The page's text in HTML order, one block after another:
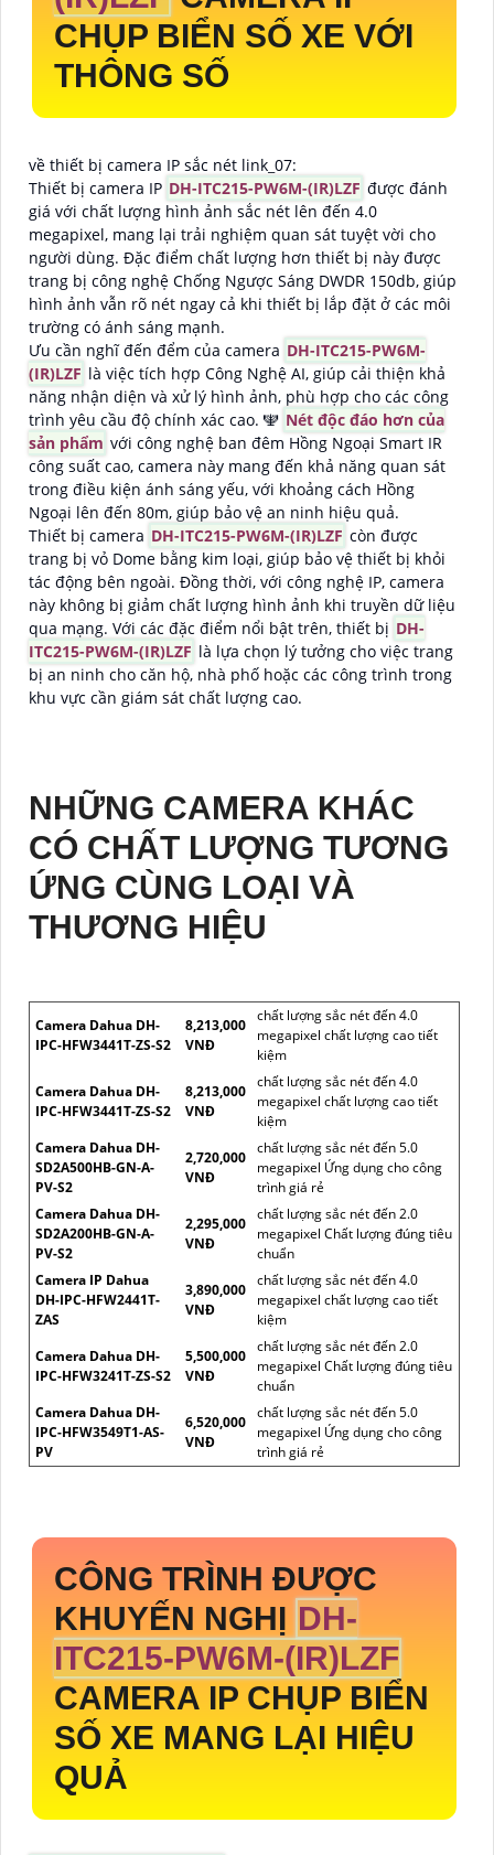
CHỤP BIỂN SỐ XE VỚI
THÔNG SỐ
về thiết bị camera IP sắc nét link_07:
Thiết bị camera IP DH-ITC215-PW6M-(IR)LZF được đánh
giá với chất lượng hình ảnh sắc nét lên đến 4.0
megapixel, mang lại trải nghiệm quan sát tuyệt vời cho
người dùng. Đặc điểm chất lượng hơn thiết bị này được
trang bị công nghệ Chống Ngược Sáng DWDR 150db, giúp
hình ảnh vẫn rõ nét ngay cả khi thiết bị lắp đặt ở các môi
trường có ánh sáng mạnh.
Ưu cần nghĩ đến đểm của camera DH-ITC215-PW6M-
(IR)LZF là việc tích hợp Công Nghệ AI, giúp cải thiện khả
năng nhận diện và xử lý hình ảnh, phù hợp cho các công
trình yêu cầu độ chính xác cao. 🕎 Nét độc đáo hơn của
sản phẩm với công nghệ ban đêm Hồng Ngoại Smart IR
công suất cao, camera này mang đến khả năng quan sát
trong điều kiện ánh sáng yếu, với khoảng cách Hồng
Ngoại lên đến 80m, giúp bảo vệ an ninh hiệu quả.
Thiết bị camera DH-ITC215-PW6M-(IR)LZF còn được
trang bị vỏ Dome bằng kim loại, giúp bảo vệ thiết bị khỏi
tác động bên ngoài. Đồng thời, với công nghệ IP, camera
này không bị giảm chất lượng hình ảnh khi truyền dữ liệu
qua mạng. Với các đặc điểm nổi bật trên, thiết bị DH-
ITC215-PW6M-(IR)LZF là lựa chọn lý tưởng cho việc trang
bị an ninh cho căn hộ, nhà phố hoặc các công trình trong
khu vực cần giám sát chất lượng cao.
NHỮNG CAMERA KHÁC
CÓ CHẤT LƯỢNG TƯƠNG
ỨNG CÙNG LOẠI VÀ
THƯƠNG HIỆU
Camera Dahua DH-
IPC-HFW3441T-ZS-S2
8,213,000
VNĐ
chất lượng sắc nét đến 4.0
megapixel chất lượng cao tiết
kiệm
Camera Dahua DH-
IPC-HFW3441T-ZS-S2
8,213,000
VNĐ
chất lượng sắc nét đến 4.0
megapixel chất lượng cao tiết
kiệm
Camera Dahua DH-
SD2A500HB-GN-A-
PV-S2
2,720,000
VNĐ
chất lượng sắc nét đến 5.0
megapixel Ứng dụng cho công
trình giá rẻ
Camera Dahua DH-
SD2A200HB-GN-A-
PV-S2
2,295,000
VNĐ
chất lượng sắc nét đến 2.0
megapixel Chất lượng đúng tiêu
chuẩn
Camera IP Dahua
DH-IPC-HFW2441T-
ZAS
3,890,000
VNĐ
chất lượng sắc nét đến 4.0
megapixel chất lượng cao tiết
kiệm
Camera Dahua DH-
IPC-HFW3241T-ZS-S2
5,500,000
VNĐ
chất lượng sắc nét đến 2.0
megapixel Chất lượng đúng tiêu
chuẩn
Camera Dahua DH-
IPC-HFW3549T1-AS-
PV
6,520,000
VNĐ
chất lượng sắc nét đến 5.0
megapixel Ứng dụng cho công
trình giá rẻ
CÔNG TRÌNH ĐƯỢC
KHUYẾN NGHỊ DH-
ITC215-PW6M-(IR)LZF
CAMERA IP CHỤP BIỂN
SỐ XE MANG LẠI HIỆU
QUẢ